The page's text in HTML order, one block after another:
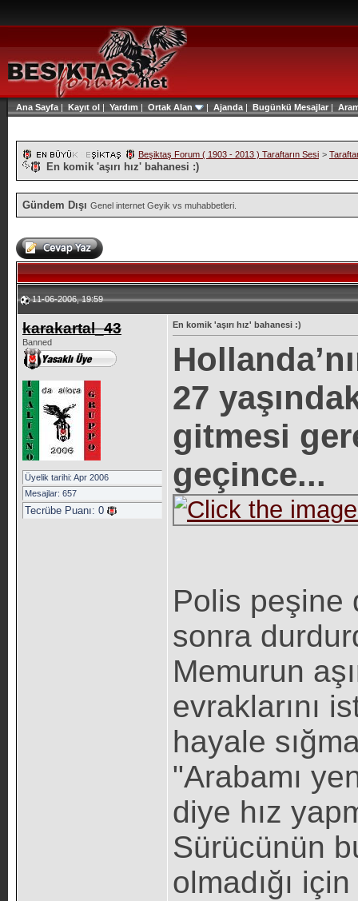
Ana Sayfa | Kayıt ol | Yardım | Ortak Alan | Ajanda | Bugünkü Mesajlar|
Beşiktaş Forum ( 1903 - 2013 ) Taraftarın Sesi >
En komik 'aşırı hız' bahanesi :)
Gündem Dışı Genel internet Geyik vs muhabbetleri.
11-06-2006, 19:59
karakartal_43
Banned
Üyelik tarihi: Apr 2006
Mesajlar: 657
Tecrübe Puanı: 0
En komik 'aşırı hız' bahanesi :)
27
gitmesi
geçince...
Polis peşine
sonra
Memurun
evraklarını
hayale
"Arabamı
diye hız
Sürücünün
olmadığı